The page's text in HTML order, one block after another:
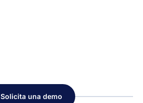
Solicita una demo